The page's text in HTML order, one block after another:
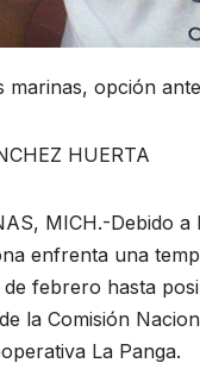
marinas, opción
HUERTA
MICH.-Debido
enfrenta una
de febrero hasta
la Comisión
La Panga.